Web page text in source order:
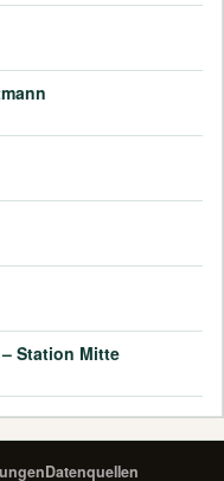
Station Mitte
Datenquellen